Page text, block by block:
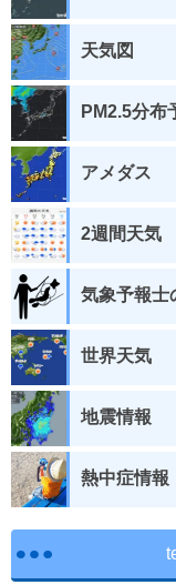
天気図
PM2.5分布
アメダス
2週間天気
気象予報士
世界天気
地震情報
熱中症情報